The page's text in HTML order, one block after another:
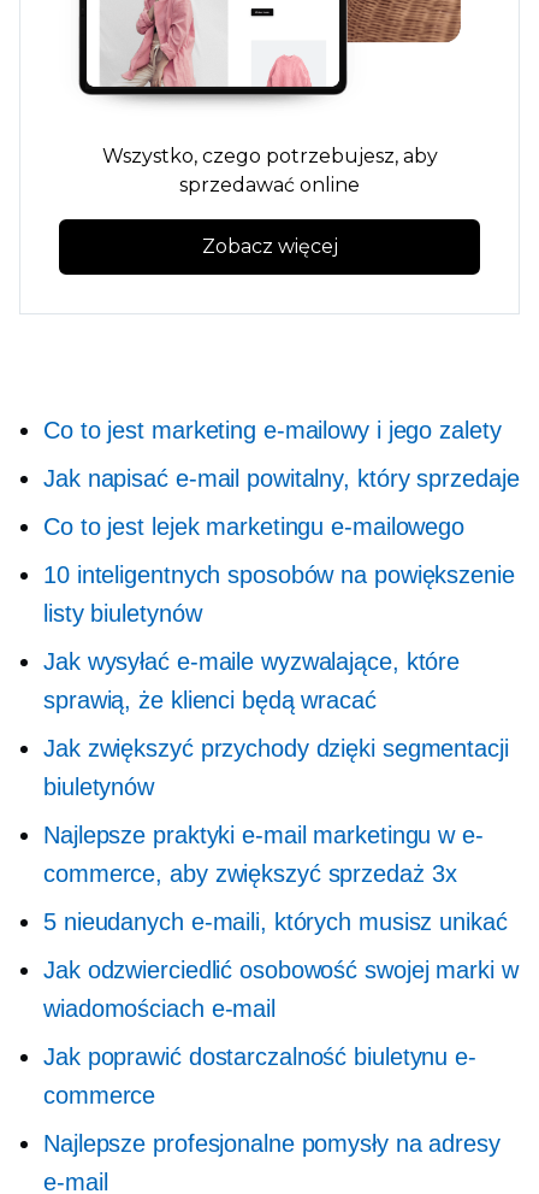
Wszystko, czego potrzebujesz, aby
sprzedawać online
Zobacz więcej
Co to jest marketing e-mailowy i jego zalety
Jak napisać e-mail powitalny, który sprzedaje
Co to jest lejek marketingu e-mailowego
10 inteligentnych sposobów na powiększenie
listy biuletynów
Jak wysyłać e-maile wyzwalające, które
sprawią, że klienci będą wracać
Jak zwiększyć przychody dzięki segmentacji
biuletynów
Najlepsze praktyki e-mail marketingu w e-
commerce, aby zwiększyć sprzedaż 3x
5 nieudanych e-maili, których musisz unikać
Jak odzwierciedlić osobowość swojej marki w
wiadomościach e-mail
Jak poprawić dostarczalność biuletynu e-
commerce
Najlepsze profesjonalne pomysły na adresy
e-mail